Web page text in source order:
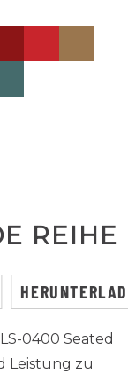
REIHE
0400 Seated
Leistung zu